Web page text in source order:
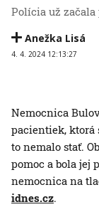
Polícia už
Anežka Lisá
4. 4. 2024 12:13:27
Nemocnica
pacientiek, ktorá
to nemalo stať.
pomoc a bola jej
nemocnica na
idnes.cz.